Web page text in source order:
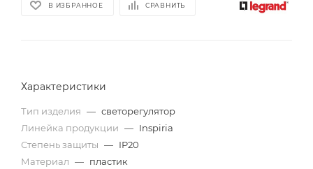
В ИЗБРАННОЕ СРАВНИТЬ
Характеристики
Тип изделия — светорегулятор
Линейка продукции — Inspiria
Степень защиты — IP20
Материал — пластик